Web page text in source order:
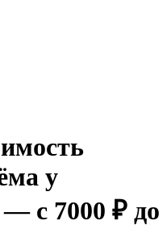
у
— с 7000 ₽ до